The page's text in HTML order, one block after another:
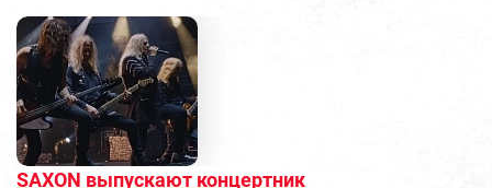
SAXON выпускают концертник